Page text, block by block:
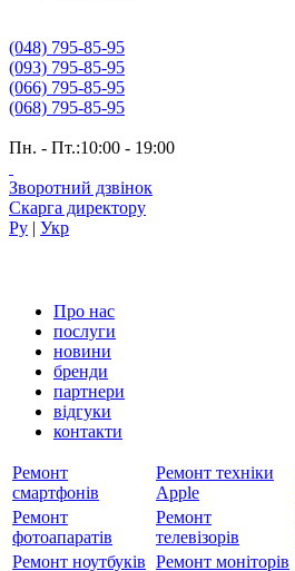
(048) 795-85-95
(093) 795-85-95
(066) 795-85-95
(068) 795-85-95
Пн. - Пт.:10:00 - 19:00
Зворотний дзвінок
Скарга директору
Ру | Укр
Про нас
послуги
новини
бренди
партнери
вiдгуки
контакти
Ремонт
смартфонів
Ремонт техніки
Apple
Ремонт
фотоапаратів
Ремонт
телевізорів
Ремонт ноутбуків Ремонт моніторів